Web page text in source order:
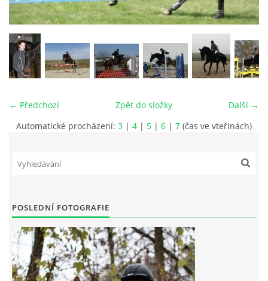
VIDEA
ODKAZY
CENÍK SLUŽEB
PŘISPĚVEK ČUS KARVINA -PODPORA SPORTU V
NÁHRADNÍ TERMÍN BRIGÁDY PRO TY KTEŘÍ SE
NEDOSTAVILI NA PODZIMNÍ BRIGÁDU
ČLENOVÉ RYCHVALDU 2023
← Předchozí Další →
Zpět do složky
Automatické procházení: 3 | 4 | 5 | 6 | 7 (čas ve vteřinách)
POSLEDNÍ FOTOGRAFIE